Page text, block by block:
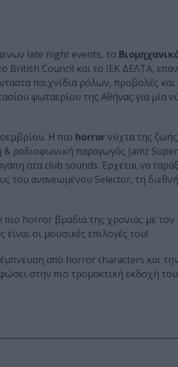
late night events, το
British Council και το ΙΕΚ ΔΕΛΤΑ,
παιχνίδια ρόλων, προβολές
φωταερίου της Αθήνας για μία
Η πιο horrorνύχτα της
ραδιοφωνική παραγωγός Jamz
στα club sounds. Έρχεται να
του ανανεωμένου Selector, τη διεθνή
πιο horror βραδιά της χρονιάς με
οι μουσικές επιλογές του!
από horror characters και
στην πιο τρομακτική εκδοχή